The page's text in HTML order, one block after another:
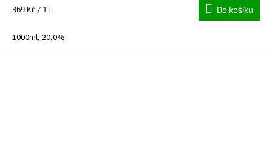
Měrná
369 Kč / 1 l Do košíku
1000ml, 20,0%